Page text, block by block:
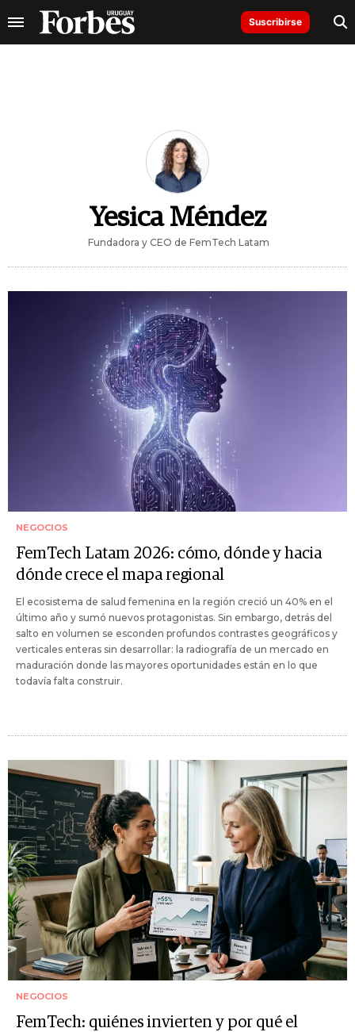
Suscribirse
Yesica Méndez
Fundadora y CEO de FemTech Latam
NEGOCIOS
FemTech Latam 2026: cómo, dónde y hacia
dónde crece el mapa regional
El ecosistema de salud femenina en la región creció un 40% en el
último año y sumó nuevos protagonistas. Sin embargo, detrás del
salto en volumen se esconden profundos contrastes geográficos y
verticales enteras sin desarrollar: la radiografía de un mercado en
maduración donde las mayores oportunidades están en lo que
todavía falta construir.
NEGOCIOS
FemTech: quiénes invierten y por qué el